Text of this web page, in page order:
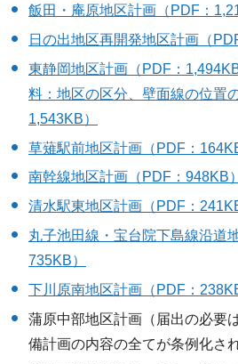
飯田・庵原地区計画（PDF：
日の出地区再開発地区計画（
東静岡地区計画（PDF：1,494KB
料：地区の区分、壁面線の位置
1,543KB）
草薙駅前地区計画（PDF：
南幹線地区計画（PDF：948KB）
清水駅東地区計画（PDF：
丸子池田線・宝台院下島線沿道
735KB）
下川原南地区計画（PDF：
蒲原中部地区計画（届出の必要
備計画の内容の全てが条例化さ